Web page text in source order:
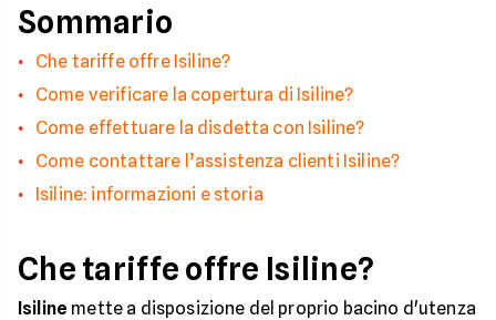
Sommario
Che tariffe offre Isiline?
Come verificare la copertura di Isiline?
Come effettuare la disdetta con Isiline?
Come contattare l’assistenza clienti Isiline?
Isiline: informazioni e storia
Che tariffe offre Isiline?
Isiline mette a disposizione del proprio bacino d'utenza